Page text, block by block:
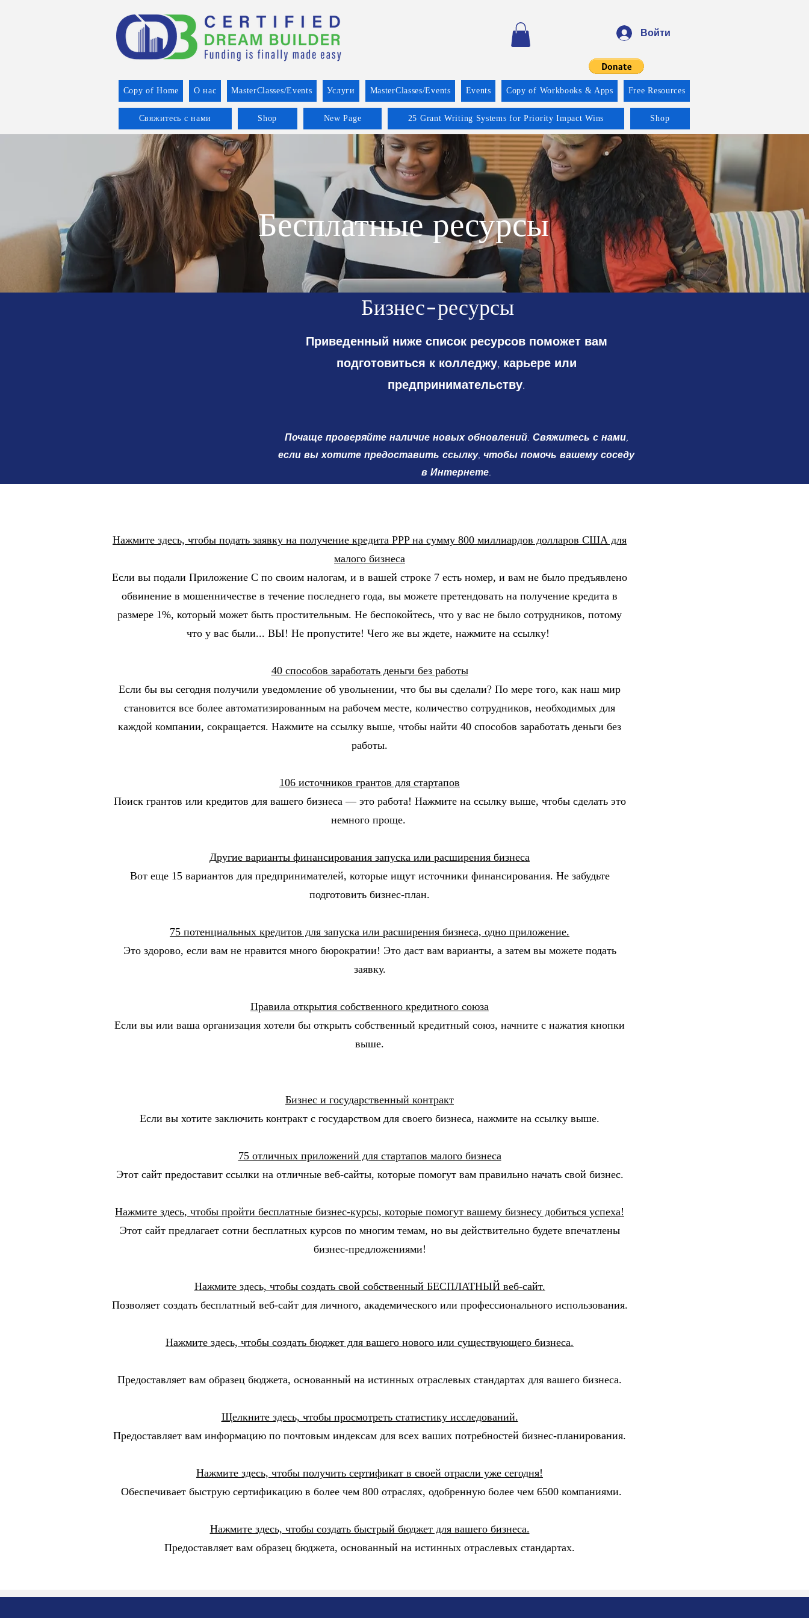
Войти
Copy of Home О нас MasterClasses/Events Услуги MasterClasses/Events Events Copy of Workbooks & Apps Free Resources
Свяжитесь с нами Shop New Page 25 Grant Writing Systems for Priority Impact Wins Shop
Бесплатные ресурсы
Бизнес-ресурсы
Приведенный ниже список ресурсов поможет вам
подготовиться к колледжу, карьере или
предпринимательству.
Почаще проверяйте наличие новых обновлений. Свяжитесь с нами,
если вы хотите предоставить ссылку, чтобы помочь вашему соседу
в Интернете.
Нажмите здесь, чтобы подать заявку на получение кредита PPP на сумму 800 миллиардов долларов США для
малого бизнеса
Если вы подали Приложение C по своим налогам, и в вашей строке 7 есть номер, и вам не было предъявлено
обвинение в мошенничестве в течение последнего года, вы можете претендовать на получение кредита в
размере 1%, который может быть простительным. Не беспокойтесь, что у вас не было сотрудников, потому
что у вас были... ВЫ! Не пропустите! Чего же вы ждете, нажмите на ссылку!
40 способов заработать деньги без работы
Если бы вы сегодня получили уведомление об увольнении, что бы вы сделали? По мере того, как наш мир
становится все более автоматизированным на рабочем месте, количество сотрудников, необходимых для
каждой компании, сокращается. Нажмите на ссылку выше, чтобы найти 40 способов заработать деньги без
работы.
106 источников грантов для стартапов
Поиск грантов или кредитов для вашего бизнеса — это работа! Нажмите на ссылку выше, чтобы сделать это
немного проще.
Другие варианты финансирования запуска или расширения бизнеса
Вот еще 15 вариантов для предпринимателей, которые ищут источники финансирования. Не забудьте
подготовить бизнес-план.
75 потенциальных кредитов для запуска или расширения бизнеса, одно приложение.
Это здорово, если вам не нравится много бюрократии! Это даст вам варианты, а затем вы можете подать
заявку.
Правила открытия собственного кредитного союза
Если вы или ваша организация хотели бы открыть собственный кредитный союз, начните с нажатия кнопки
выше.
Бизнес и государственный контракт
Если вы хотите заключить контракт с государством для своего бизнеса, нажмите на ссылку выше.
75 отличных приложений для стартапов малого бизнеса
Этот сайт предоставит ссылки на отличные веб-сайты, которые помогут вам правильно начать свой бизнес.
Нажмите здесь, чтобы пройти бесплатные бизнес-курсы, которые помогут вашему бизнесу добиться успеха!
Этот сайт предлагает сотни бесплатных курсов по многим темам, но вы действительно будете впечатлены
бизнес-предложениями!
Нажмите здесь, чтобы создать свой собственный БЕСПЛАТНЫЙ веб-сайт.
Позволяет создать бесплатный веб-сайт для личного, академического или профессионального использования.
Нажмите здесь, чтобы создать бюджет для вашего нового или существующего бизнеса.
Предоставляет вам образец бюджета, основанный на истинных отраслевых стандартах для вашего бизнеса.
Щелкните здесь, чтобы просмотреть статистику исследований.
Предоставляет вам информацию по почтовым индексам для всех ваших потребностей бизнес-планирования.
Нажмите здесь, чтобы получить сертификат в своей отрасли уже сегодня!
Обеспечивает быструю сертификацию в более чем 800 отраслях, одобренную более чем 6500 компаниями.
Нажмите здесь, чтобы создать быстрый бюджет для вашего бизнеса.
Предоставляет вам образец бюджета, основанный на истинных отраслевых стандартах.